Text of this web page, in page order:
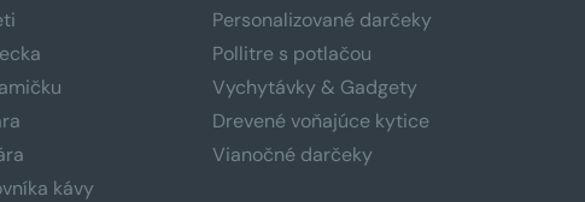
kávy
Personalizované darčeky
Pollitre s potlačou
Vychytávky & Gadgety
Drevené voňajúce kytice
Vianočné darčeky